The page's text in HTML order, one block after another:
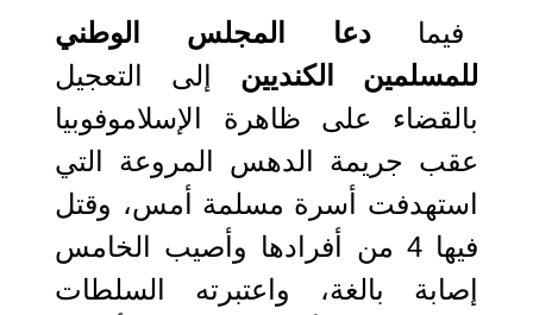
فيمادعا المجلس الوطني
للمسلمين الكنديين إلى التعجيل
بالقضاء على ظاهرة الإسلاموفوبيا
عقب جريمة الدهس المروعة التي
استهدفت أسرة مسلمة أمس، وقتل
فيها 4 من أفرادها وأصيب الخامس
إصابة بالغة، واعتبرته السلطات